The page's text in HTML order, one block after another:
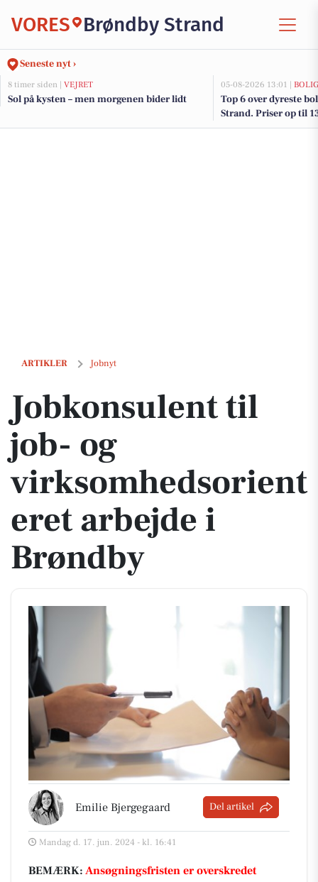
VORES Brøndby Strand
Seneste nyt ›
8 timer siden | VEJRET
Sol på kysten – men morgenen bider lidt
05-08-2026 13:01 |
Top 6 over dyreste
Strand. Priser op til
ARTIKLER Jobnyt
Jobkonsulent til job- og virksomhedsorienteret arbejde i Brøndby
Jobkonsulent til
job- og
virksomhedsorient
eret arbejde i
Brøndby
Emilie Bjergegaard Del artikel
Mandag d. 17. jun. 2024 - kl. 16:41
BEMÆRK: Ansøgningsfristen er overskredet